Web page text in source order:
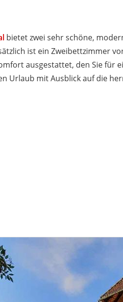
bietet zwei sehr schöne,
ist ein Zweibettzimmer
ausgestattet, den Sie für
Urlaub mit Ausblick auf die